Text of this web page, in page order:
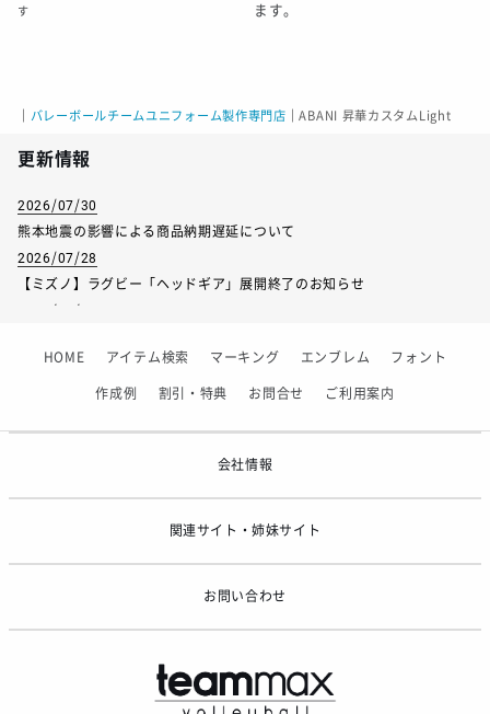
す
ます。
バレーボールチームユニフォーム製作専門店 ｜ABANI 昇華カスタムLight
更新情報
2026/07/30
熊本地震の影響による商品納期遅延について
2026/07/28
【ミズノ】ラグビー「ヘッドギア」展開終了のお知らせ
2026/06/09
【アシックス】一部商品「生地の在庫限り」廃盤のお知らせ
HOME アイテム検索 マーキング エンブレム フォント
作成例 割引・特典 お問合せ ご利用案内
会社情報
関連サイト・姉妹サイト
お問い合わせ